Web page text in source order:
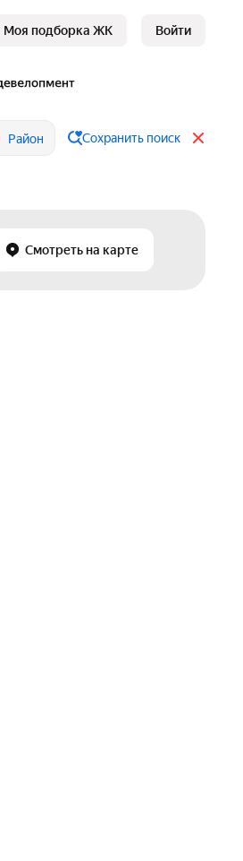
Моя подборка ЖК Войти
Район Сохранить поиск
Смотреть на карте